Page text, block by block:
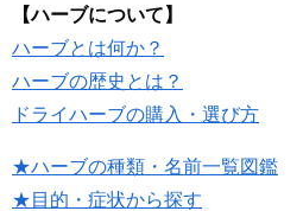
【ハーブについて】
ハーブとは何か？
ハーブの歴史とは？
ドライハーブの購入・選び方
★ハーブの種類・名前一覧図鑑
★目的・症状から探す